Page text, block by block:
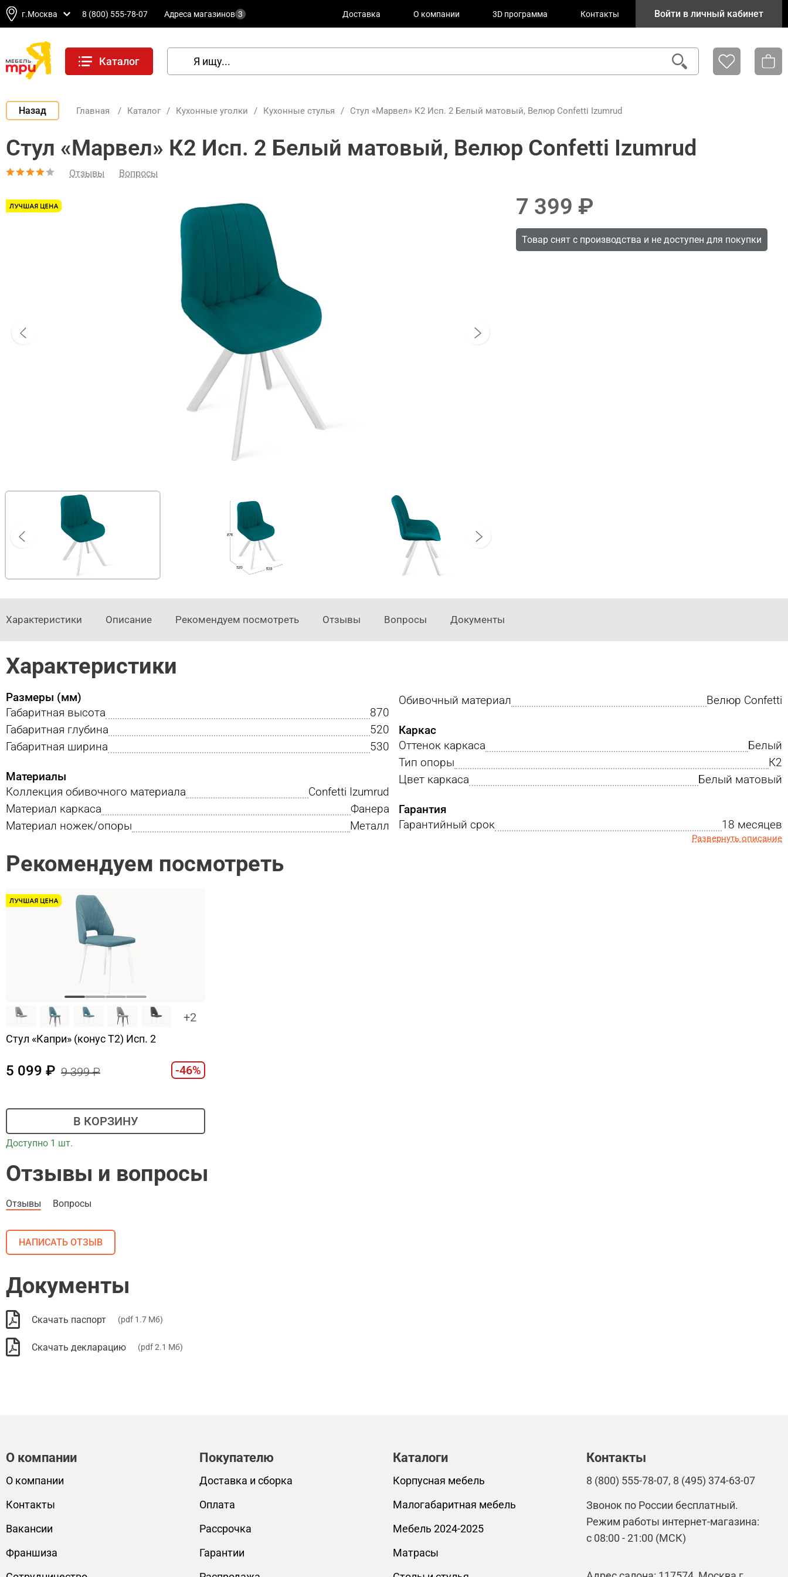
г.Москва 8 (800) 555-78-07 Адреса магазинов 3 Доставка О компании 3D программа Контакты Войти в личный кабинет
Каталог
Назад Главная / Каталог / Кухонные уголки / Кухонные стулья / Стул «Марвел» К2 Исп. 2 Белый матовый, Велюр Confetti Izumrud
Стул «Марвел» К2 Исп. 2 Белый матовый, Велюр Confetti Izumrud
Отзывы Вопросы
7 399
Товар снят с производства и не доступен для покупки
Характеристики Описание Рекомендуем посмотреть Отзывы Вопросы Документы
Характеристики
Размеры (мм)
Габаритная высота
870
Габаритная глубина
520
Габаритная ширина
530
Материалы
Коллекция обивочного материала
Confetti Izumrud
Материал каркаса
Фанера
Материал ножек/опоры
Металл
Обивочный материал Велюр Confetti
Каркас
Оттенок каркаса
Белый
Тип опоры
К2
Цвет каркаса
Белый матовый
Гарантия
Гарантийный срок
18 месяцев
Развернуть описание
Рекомендуем посмотреть
+2
Стул «Капри» (конус Т2) Исп. 2
5 099 9 399 -46%
В КОРЗИНУ
Доступно 1 шт.
Отзывы и вопросы
Отзывы Вопросы
НАПИСАТЬ ОТЗЫВ
Документы
Скачать паспорт (pdf 1.7 Мб)
Скачать декларацию (pdf 2.1 Мб)
О компании
О компании
Контакты
Вакансии
Франшиза
Покупателю
Доставка и сборка
Оплата
Рассрочка
Гарантии
Каталоги
Корпусная мебель
Малогабаритная мебель
Мебель 2024-2025
Матрасы
Контакты
8 (800) 555-78-07, 8 (495) 374-63-07
Звонок по России бесплатный.
Режим работы интернет-магазина:
с 08:00 - 21:00 (МСК)